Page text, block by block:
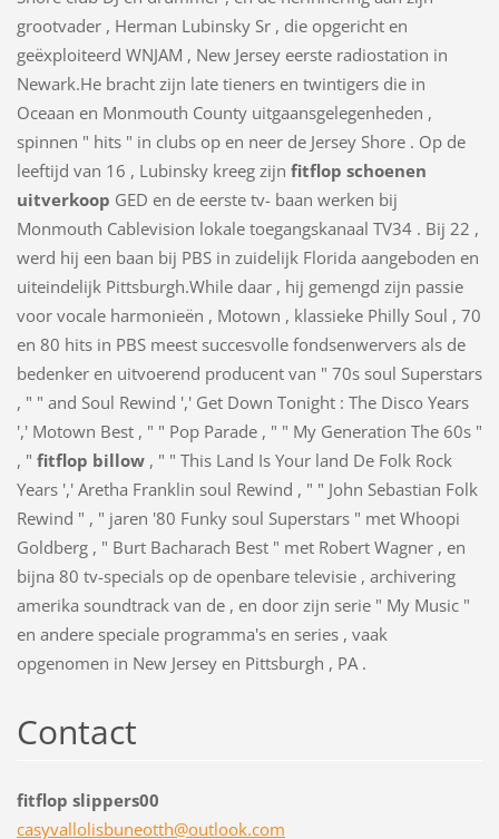
grootvader , Herman Lubinsky Sr , die opgericht en
geëxploiteerd WNJAM , New Jersey eerste radiostation in
Newark.He bracht zijn late tieners en twintigers die in
Oceaan en Monmouth County uitgaansgelegenheden ,
spinnen " hits " in clubs op en neer de Jersey Shore . Op de
leeftijd van 16 , Lubinsky kreeg zijn fitflop schoenen
uitverkoop GED en de eerste tv- baan werken bij
Monmouth Cablevision lokale toegangskanaal TV34 . Bij 22 ,
werd hij een baan bij PBS in zuidelijk Florida aangeboden en
uiteindelijk Pittsburgh.While daar , hij gemengd zijn passie
voor vocale harmonieën , Motown , klassieke Philly Soul , 70
en 80 hits in PBS meest succesvolle fondsenwervers als de
bedenker en uitvoerend producent van " 70s soul Superstars
, " " and Soul Rewind ',' Get Down Tonight : The Disco Years
',' Motown Best , " " Pop Parade , " " My Generation The 60s "
, " fitflop billow, " " This Land Is Your land De Folk Rock
Years ',' Aretha Franklin soul Rewind , " " John Sebastian Folk
Rewind " , " jaren '80 Funky soul Superstars " met Whoopi
Goldberg , " Burt Bacharach Best " met Robert Wagner , en
bijna 80 tv-specials op de openbare televisie , archivering
amerika soundtrack van de , en door zijn serie " My Music "
en andere speciale programma's en series , vaak
opgenomen in New Jersey en Pittsburgh , PA .
Contact
fitflop slippers00
casyvallolisbuneotth@outlook.com